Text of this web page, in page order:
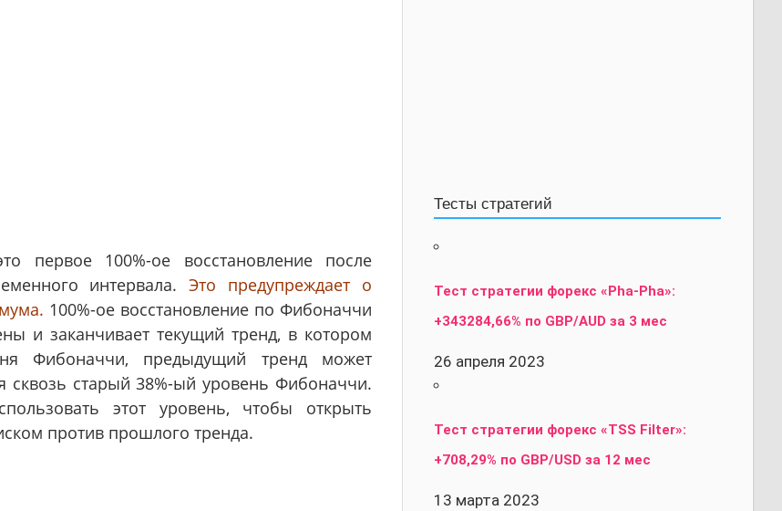
100%-ое восстановление после
интервала. Это предупреждает о
100%-ое восстановление по Фибоначчи
и заканчивает текущий тренд, в котором
Фибоначчи, предыдущий тренд может
сквозь старый 38%-ый уровень Фибоначчи.
этот уровень, чтобы открыть
против прошлого тренда.
Тесты стратегий
Тест стратегии форекс «Pha-Pha»:
+343284,66% по GBP/AUD за 3 мес
26 апреля 2023
Тест стратегии форекс «TSS Filter»:
+708,29% по GBP/USD за 12 мес
13 марта 2023